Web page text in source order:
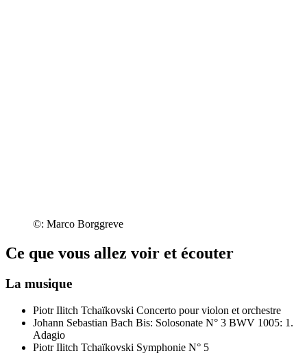
©: Marco Borggreve
Ce que vous allez voir et écouter
La musique
Piotr Ilitch Tchaïkovski Concerto pour violon et orchestre
Johann Sebastian Bach Bis: Solosonate N° 3 BWV 1005: 1.
Adagio
Piotr Ilitch Tchaïkovski Symphonie N° 5